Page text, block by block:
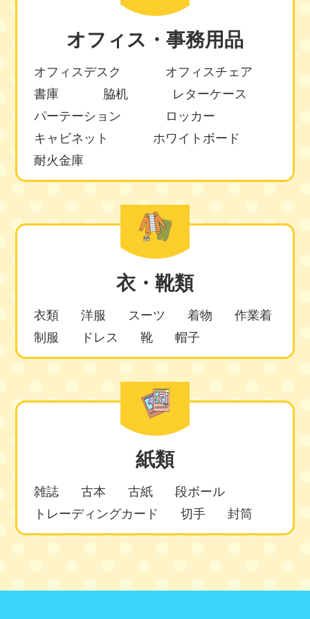
オフィス・事務用品
オフィスデスク
オフィスチェア
書庫
脇机
レターケース
パーテーション
ロッカー
キャビネット
ホワイトボード
耐火金庫
衣・靴類
衣類 洋服 スーツ 着物
作業着
制服
ドレス 靴 帽子
紙類
雑誌 古本 古紙
段ボール
トレーディングカード
切手 封筒